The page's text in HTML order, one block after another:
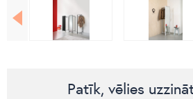
Patīk, vēlies